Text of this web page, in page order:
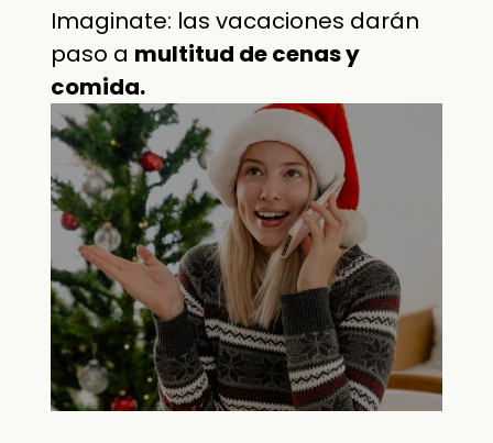
Imaginate: las vacaciones darán
paso a multitud de cenas y
comida.